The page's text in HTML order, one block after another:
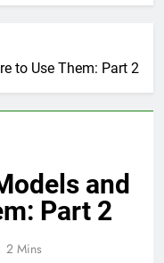
to Use Them: Part 2
and
Part 2
2 Mins